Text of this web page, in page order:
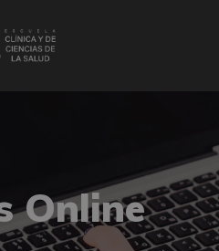
Online